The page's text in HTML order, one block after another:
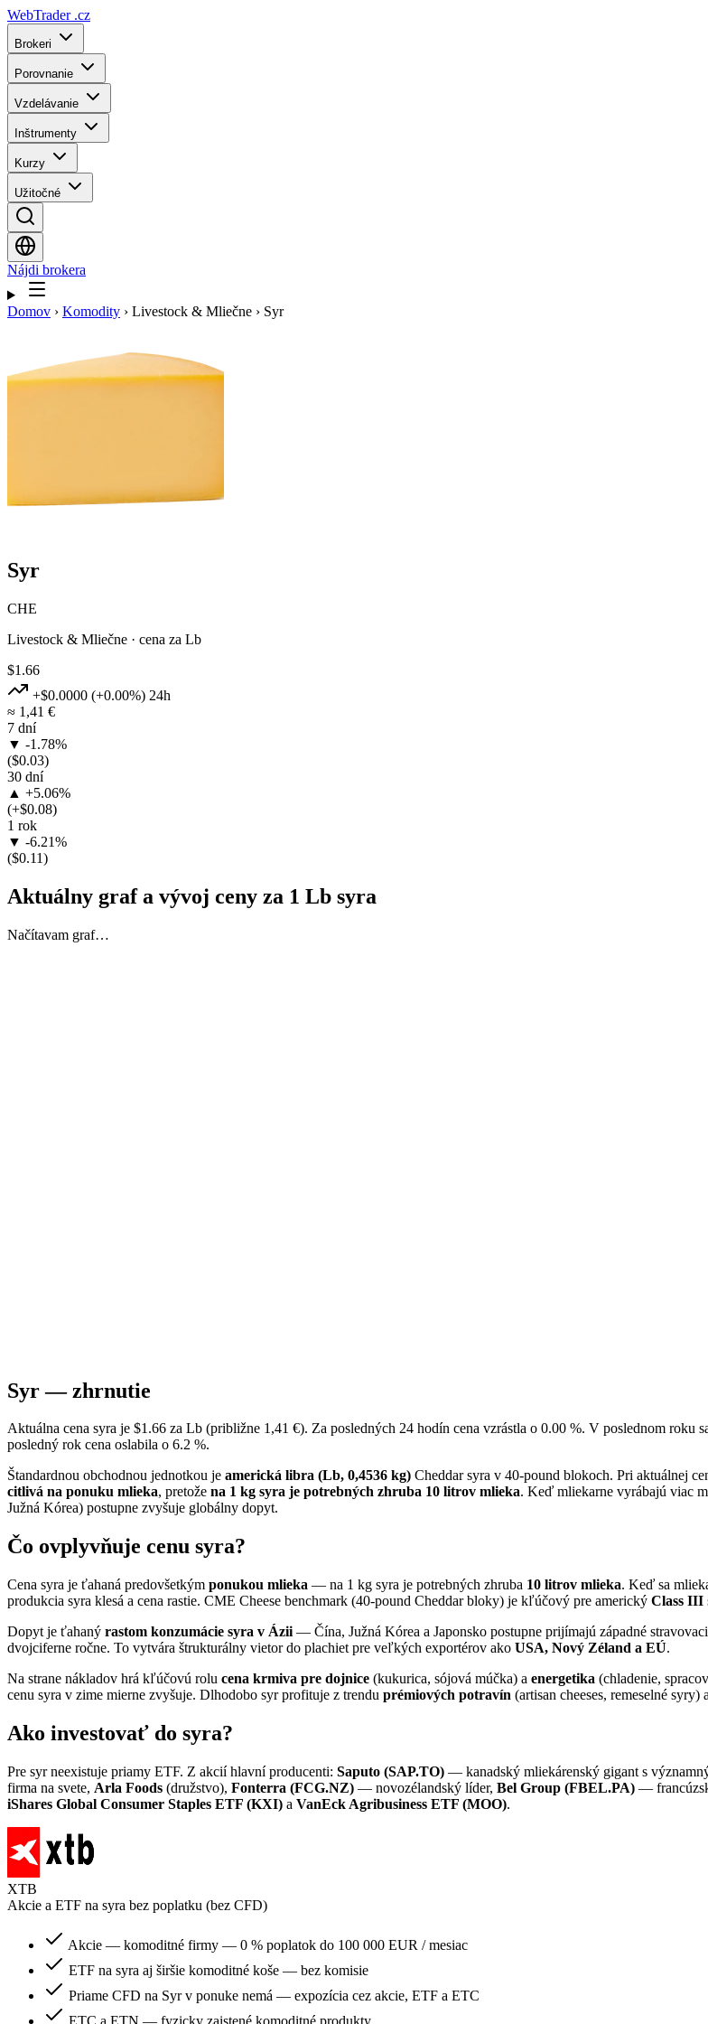
WebTrader .cz
Brokeri
Porovnanie
Vzdelávanie
Inštrumenty
Kurzy
Užitočné
Nájdi brokera
Domov › Komodity › Livestock & Mliečne › Syr
Syr
CHE
Livestock & Mliečne · cena za Lb
$1.66
+$0.0000 (+0.00%) 24h
≈ 1,41 €
7 dní
▼ -1.78%
($0.03)
30 dní
▲ +5.06%
(+$0.08)
1 rok
▼ -6.21%
($0.11)
Aktuálny graf a vývoj ceny za 1 Lb syra
Načítavam graf…
Syr — zhrnutie
Aktuálna cena syra je $1.66 za Lb (približne 1,41 €). Za posledných 24 hodín cena vzrástla o 0.00 %. V poslednom
posledný rok cena oslabila o 6.2 %.
Štandardnou obchodnou jednotkou je americká libra (Lb, 0,4536 kg) Cheddar syra v 40-pound blokoch. Pri aktuálnej
citlivá na ponuku mlieka, pretože na 1 kg syra je potrebných zhruba 10 litrov mlieka. Keď mliekarne vyrábajú viac
Južná Kórea) postupne zvyšuje globálny dopyt.
Čo ovplyvňuje cenu syra?
Cena syra je ťahaná predovšetkým ponukou mlieka — na 1 kg syra je potrebných zhruba 10 litrov mlieka. Keď sa
produkcia syra klesá a cena rastie. CME Cheese benchmark (40-pound Cheddar bloky) je kľúčový pre americký Class III
Dopyt je ťahaný rastom konzumácie syra v Ázii — Čína, Južná Kórea a Japonsko postupne prijímajú západné
dvojciferne ročne. To vytvára štrukturálny vietor do plachiet pre veľkých exportérov ako USA, Nový Zéland a EÚ.
Na strane nákladov hrá kľúčovú rolu cena krmiva pre dojnice (kukurica, sójová múčka) a energetika (chladenie,
cenu syra v zime mierne zvyšuje. Dlhodobo syr profituje z trendu prémiových potravín (artisan cheeses, remeselné
Ako investovať do syra?
Pre syr neexistuje priamy ETF. Z akcií hlavní producenti: Saputo (SAP.TO) — kanadský mliekárenský gigant s
firma na svete, Arla Foods (družstvo), Fonterra (FCG.NZ) — novozélandský líder, Bel Group (FBEL.PA) —
iShares Global Consumer Staples ETF (KXI) a VanEck Agribusiness ETF (MOO).
XTB
Akcie a ETF na syra bez poplatku (bez CFD)
Akcie — komoditné firmy — 0 % poplatok do 100 000 EUR / mesiac
ETF na syra aj širšie komoditné koše — bez komisie
Priame CFD na Syr v ponuke nemá — expozícia cez akcie, ETF a ETC
ETC a ETN — fyzicky zaistené komoditné produkty